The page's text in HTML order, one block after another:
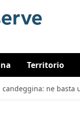
Territorio
candeggina: ne basta